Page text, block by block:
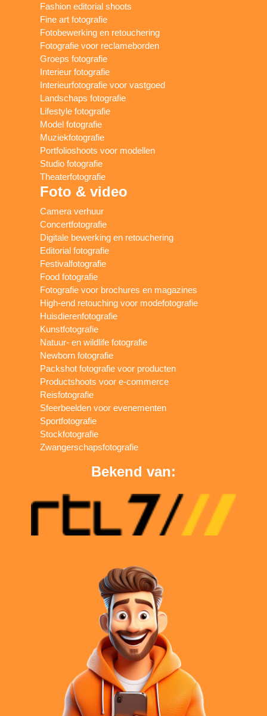
Fashion editorial shoots
Fine art fotografie
Fotobewerking en retouchering
Fotografie voor reclameborden
Groeps fotografie
Interieur fotografie
Interieurfotografie voor vastgoed
Landschaps fotografie
Lifestyle fotografie
Model fotografie
Muziekfotografie
Portfolioshoots voor modellen
Studio fotografie
Theaterfotografie
Foto & video
Camera verhuur
Concertfotografie
Digitale bewerking en retouchering
Editorial fotografie
Festivalfotografie
Food fotografie
Fotografie voor brochures en magazines
High-end retouching voor modefotografie
Huisdierenfotografie
Kunstfotografie
Natuur- en wildlife fotografie
Newborn fotografie
Packshot fotografie voor producten
Productshoots voor e-commerce
Reisfotografie
Sfeerbeelden voor evenementen
Sportfotografie
Stockfotografie
Zwangerschapsfotografie
Bekend van: